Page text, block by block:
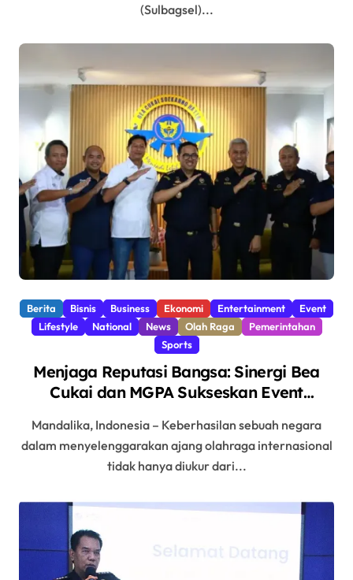
(Sulbagsel)...
Berita Bisnis Business Ekonomi Entertainment
Event
Lifestyle
National News Olah Raga
Pemerintahan
Sports
Menjaga Reputasi Bangsa: Sinergi Bea
Cukai dan MGPA Sukseskan Event
Mandalika, Indonesia – Keberhasilan sebuah negara
dalam menyelenggarakan ajang olahraga internasional
tidak hanya diukur dari...